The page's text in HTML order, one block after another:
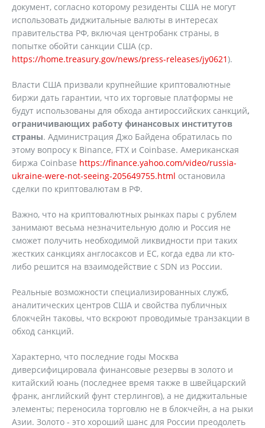
документ, согласно которому резиденты США не могут
использовать диджитальные валюты в интересах
правительства РФ, включая центробанк страны, в
попытке обойти санкции США (ср.
https://home.treasury.gov/news/press-releases/jy0621).
Власти США призвали крупнейшие криптовалютные
биржи дать гарантии, что их торговые платформы не
будут использованы для обхода антироссийских санкций,
ограничивающих работу финансовых институтов
страны. Администрация Джо Байдена обратилась по
этому вопросу к Binance, FTX и Coinbase. Американская
биржа Coinbase https://finance.yahoo.com/video/russia-
ukraine-were-not-seeing-205649755.html остановила
сделки по криптовалютам в РФ.
Важно, что на криптовалютных рынках пары с рублем
занимают весьма незначительную долю и Россия не
сможет получить необходимой ликвидности при таких
жестких санкциях англосаксов и ЕС, когда едва ли кто-
либо решится на взаимодействие с SDN из России.
Реальные возможности специализированных служб,
аналитических центров США и свойства публичных
блокчейн таковы, что вскроют проводимые транзакции в
обход санкций.
Характерно, что последние годы Москва
диверсифицировала финансовые резервы в золото и
китайский юань (последнее время также в швейцарский
франк, английский фунт стерлингов), а не диджитальные
элементы; переносила торговлю не в блокчейн, а на рыки
Азии. Золото - это хороший шанс для России преодолеть